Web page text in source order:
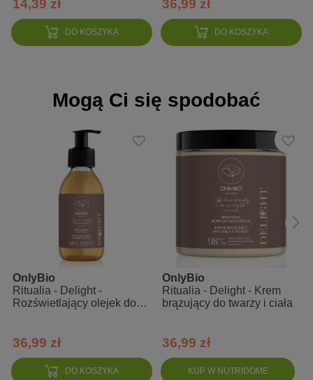
Rubus Chamaemorus Fruit Extract, Tocopherol, Helianthus
Annuus (Sunflower) Seed Oil.
DO KOSZYKA
14,39 zł
DO KOSZYKA
36,99 zł
Mogą Ci się spodobać
DO KOSZYKA
OnlyBio
Ritualia - Delight -
Rozświetlający olejek do
36,99 zł
KUP W NUTRIDOME
OnlyBio
Ritualia - Delight - Krem
brązujący do twarzy i ciała
36,99 zł